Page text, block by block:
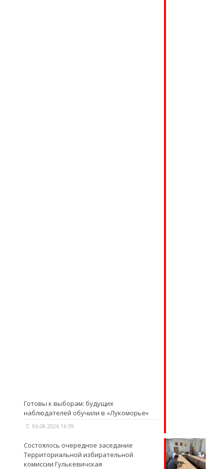
Готовы к выборам: будущих
наблюдателей обучили в «Лукоморье»
06.08.2026 16:39
Состоялось очередное заседание
Территориальной избирательной
комиссии Гулькевичская